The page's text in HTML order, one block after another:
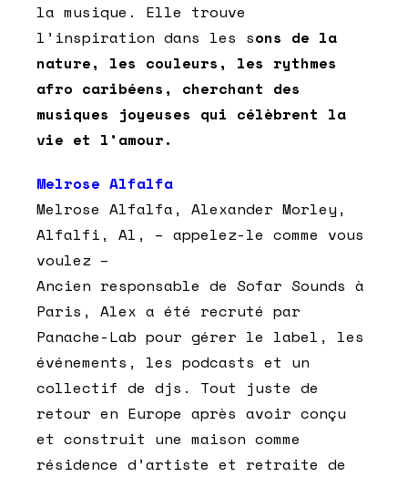
la musique. Elle trouve
l’inspiration dans les sons de la
nature, les couleurs, les rythmes
afro caribéens, cherchant des
musiques joyeuses qui célèbrent la
vie et l’amour.
Melrose Alfalfa
Melrose Alfalfa, Alexander Morley,
Alfalfi, Al, – appelez-le comme vous
voulez –
Ancien responsable de Sofar Sounds à
Paris, Alex a été recruté par
Panache-Lab pour gérer le label, les
événements, les podcasts et un
collectif de djs. Tout juste de
retour en Europe après avoir conçu
et construit une maison comme
résidence d’artiste et retraite de